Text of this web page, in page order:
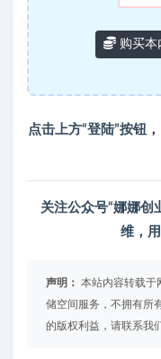
购买本
点击上方“登陆”按钮
关注公众号“娜娜创
维，
声明： 本站内容转载于
储空间服务，不拥有所
的版权利益，请联系我